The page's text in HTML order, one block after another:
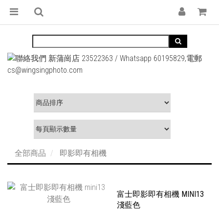
全部商品 即影即有相機
富士即影即有相機 MINI13
淺藍色